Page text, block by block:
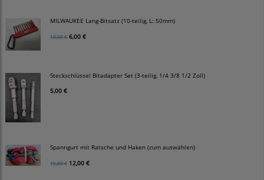
MILWAUKEE Lang-Bitsatz (10-teilig, L: 50mm)
10,00 € 6,00 €
Steckschlüssel Bitadapter Set (3-teilig, 1/4 3/8 1/2 Zoll)
5,00 €
Spanngurt mit Ratsche und Haken (zum auswählen)
15,00 € 12,00 €